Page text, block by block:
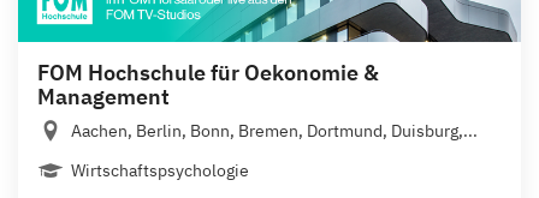
FOM Hochschule für Oekonomie &
Management
Aachen, Berlin, Bonn, Bremen, Dortmund, Duisburg,...
Wirtschaftspsychologie